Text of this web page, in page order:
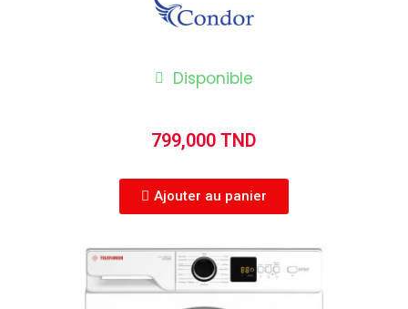
Disponible
799,000 TND
Ajouter au panier